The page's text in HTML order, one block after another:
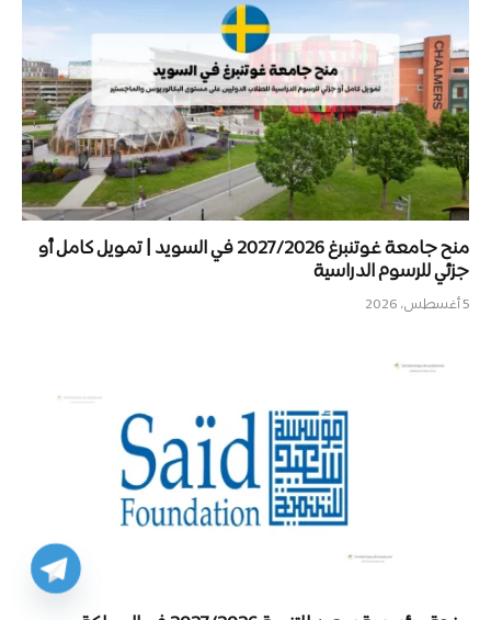
منح جامعة غوتنبرغ 2027/2026 في السويد | تمويل كامل أو
جزئي للرسوم الدراسية
5 أغسطس، 2026